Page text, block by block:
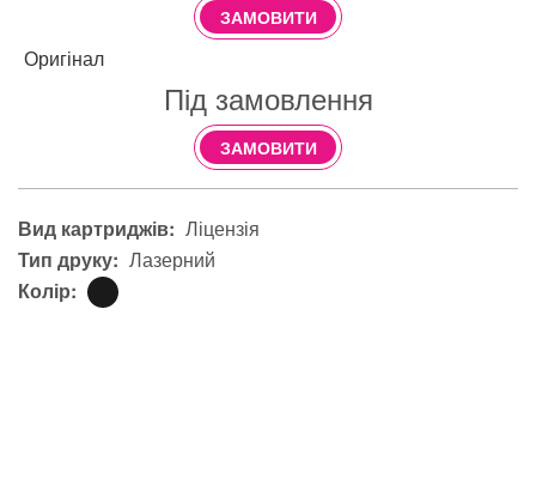
ЗАМОВИТИ
Оригінал
Під замовлення
ЗАМОВИТИ
Вид картриджів: Ліцензія
Тип друку: Лазерний
Колір: